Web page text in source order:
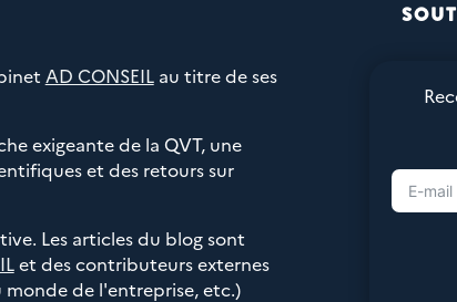
AD CONSEILau titre de ses
exigeante de la QVT, une
et des retours sur
Les articles du blog sont
et des contributeurs externes
monde de l'entreprise, etc.)